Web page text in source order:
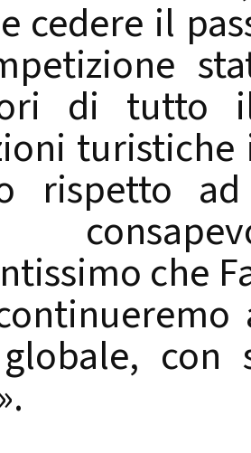
cedere il
di tutto
rispetto
che
con